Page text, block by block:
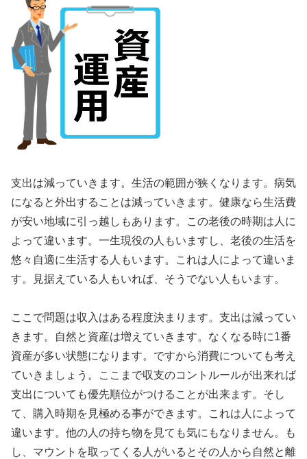
支出は減っていきます。生活の範囲が狭くなります。病気
になると外出することは減っていきます。健康なら生活費
が安い地域に引っ越しもあります。この老後の時期は人に
よって違います。一生現役の人もいますし、老後の生活を
悠々自適に生活する人もいます。これは人によって違いま
す。見据えている人もいれば、そうでない人もいます。
ここで問題は収入はある程度決まります。支出は減ってい
きます。自然と資産は増えていきます。なくなる時に1番
資産が多い状態になります。ですから消費についても考え
ていきましょう。ここまで収支のコントルールが出来れば
支出についても優先順位がつけることが出来ます。そし
て、購入時期を見極める事ができます。これは人によって
違います。他の人の持ち物を見ても気にもなりません。も
し、マウントを取ってくる人がいるとその人から自然と離